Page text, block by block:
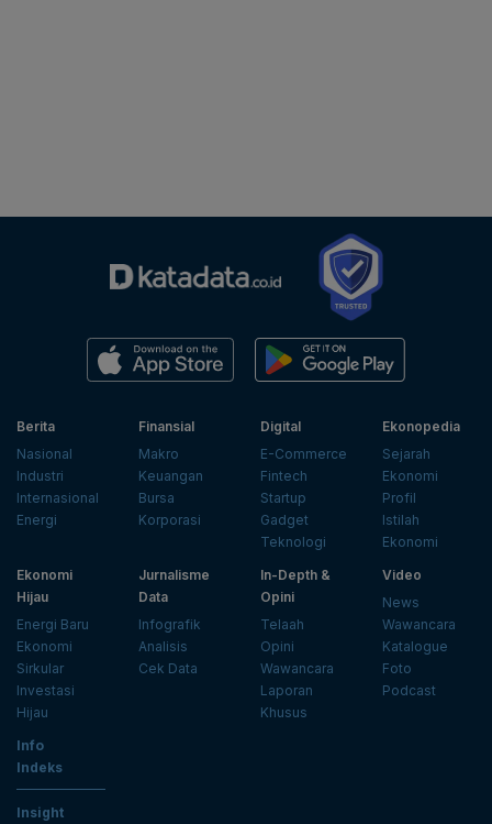
Berita
Nasional
Industri
Internasional
Energi
Finansial
Makro
Keuangan
Bursa
Korporasi
Digital
E-Commerce
Fintech
Startup
Gadget
Teknologi
Ekonopedia
Sejarah
Ekonomi
Profil
Istilah
Ekonomi
Ekonomi
Hijau
Energi Baru
Ekonomi
Sirkular
Investasi
Hijau
Jurnalisme
Data
Infografik
Analisis
Cek Data
In-Depth &
Opini
Telaah
Opini
Wawancara
Laporan
Khusus
Video
News
Wawancara
Katalogue
Foto
Podcast
Info
Indeks
Insight